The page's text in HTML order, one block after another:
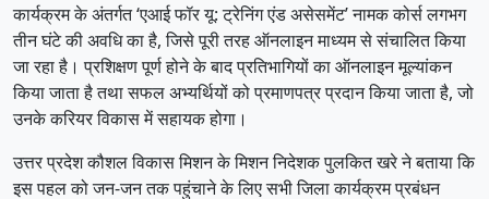
कार्यक्रम के अंतर्गत ‘एआई फॉर यू: ट्रेनिंग एंड असेसमेंट’ नामक कोर्स लगभग
तीन घंटे की अवधि का है, जिसे पूरी तरह ऑनलाइन माध्यम से संचालित किया
जा रहा है। प्रशिक्षण पूर्ण होने के बाद प्रतिभागियों का ऑनलाइन मूल्यांकन
किया जाता है तथा सफल अभ्यर्थियों को प्रमाणपत्र प्रदान किया जाता है, जो
उनके करियर विकास में सहायक होगा।
उत्तर प्रदेश कौशल विकास मिशन के मिशन निदेशक पुलकित खरे ने बताया कि
इस पहल को जन-जन तक पहुंचाने के लिए सभी जिला कार्यक्रम प्रबंधन